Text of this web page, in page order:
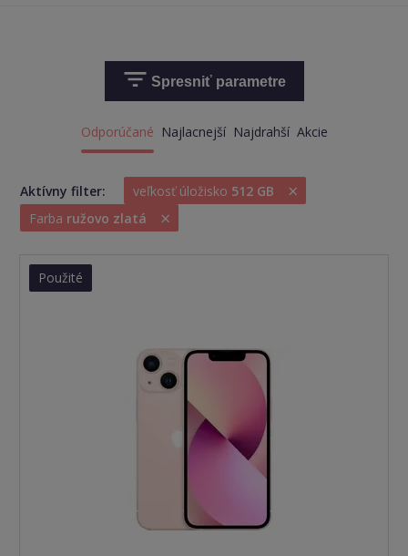
Spresniť parametre
Odporúčané Najlacnejší Najdrahší Akcie
Aktívny filter: veľkosť úložisko 512 GB ×
Farba ružovo zlatá ×
Použité